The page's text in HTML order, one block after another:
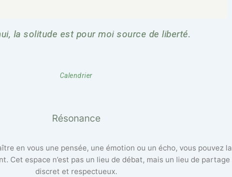
la solitude est pour moi source de liberté.
Calendrier
Résonance
en vous une pensée, une émotion ou un écho, vous pouvez la
Cet espace n’est pas un lieu de débat, mais un lieu de partage
discret et respectueux.